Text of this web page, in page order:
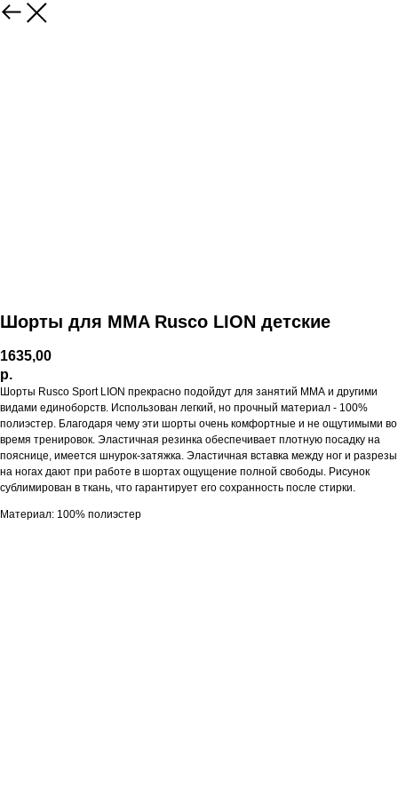
Шорты для MMA Rusco LION детские
1635,00
р.
Шорты Rusco Sport LION прекрасно подойдут для занятий ММА и другими
видами единоборств. Использован легкий, но прочный материал - 100%
полиэстер. Благодаря чему эти шорты очень комфортные и не ощутимыми во
время тренировок. Эластичная резинка обеспечивает плотную посадку на
пояснице, имеется шнурок-затяжка. Эластичная вставка между ног и разрезы
на ногах дают при работе в шортах ощущение полной свободы. Рисунок
сублимирован в ткань, что гарантирует его сохранность после стирки.
Материал: 100% полиэстер